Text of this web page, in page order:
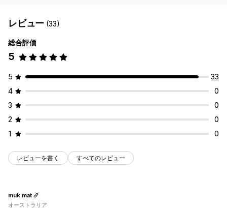
レビュー (33)
総合評価
5
5
33
4
0
3
0
2
0
1
0
レビューを書く すべてのレビュー
muk mat
オーストラリア